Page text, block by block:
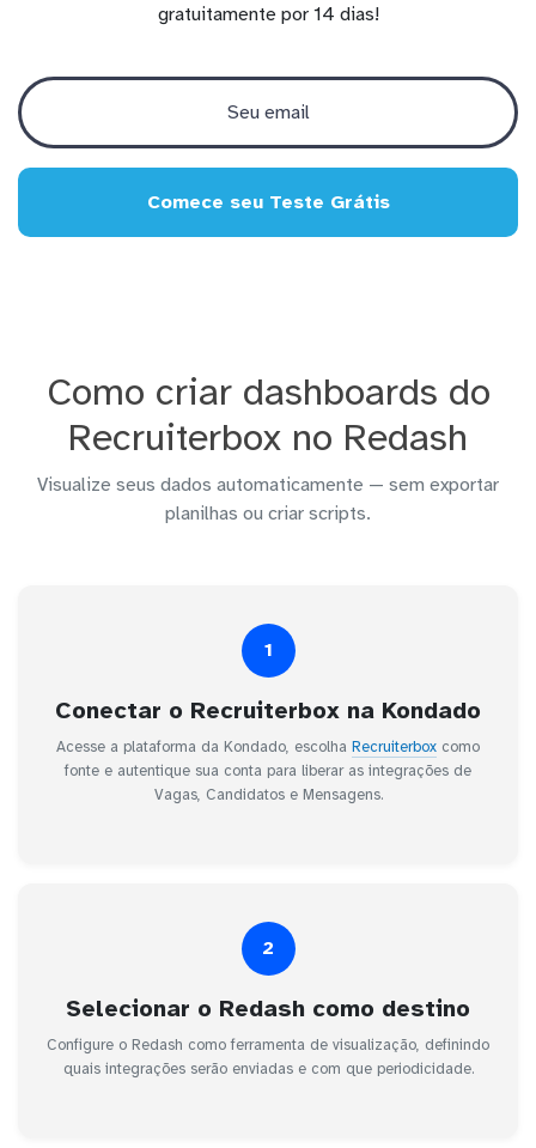
gratuitamente por 14 dias!
Comece seu Teste Grátis
Como criar dashboards do
Recruiterbox no Redash
Visualize seus dados automaticamente — sem exportar
planilhas ou criar scripts.
1
Conectar o Recruiterbox na Kondado
Acesse a plataforma da Kondado, escolha Recruiterbox como
fonte e autentique sua conta para liberar as integrações de
Vagas, Candidatos e Mensagens.
2
Selecionar o Redash como destino
Configure o Redash como ferramenta de visualização, definindo
quais integrações serão enviadas e com que periodicidade.